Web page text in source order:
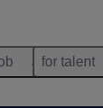
for talent